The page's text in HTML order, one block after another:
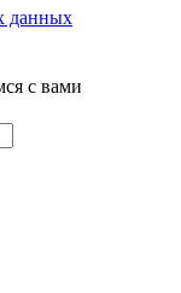
данных
с вами